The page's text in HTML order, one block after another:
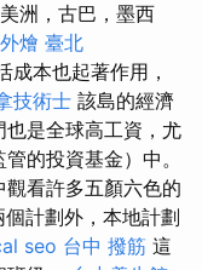
洲，古巴，墨西
外燴 臺北
成本也起著作用，
技術士 該島的經濟
是全球高工資，尤
的投資基金）中。
看許多五顏六色的
個計劃外，本地計劃
seo 台中 撥筋 這